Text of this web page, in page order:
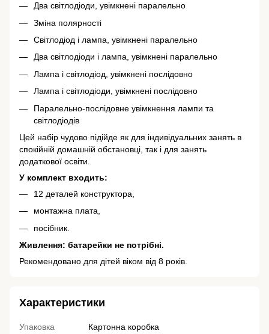
Два світлодіоди, увімкнені паралельно
Зміна полярності
Світлодіод і лампа, увімкнені паралельно
Два світлодіоди і лампа, увімкнені паралельно
Лампа і світлодіод, увімкнені послідовно
Лампа і світлодіоди, увімкнені послідовно
Паралельно-послідовне увімкнення лампи та
світлодіодів
Цей набір чудово підійде як для індивідуальних занять в
спокійній домашній обстановці, так і для занять
додаткової освіти.
У комплект входить:
12 деталей конструктора,
монтажна плата,
посібник.
Живлення: батарейки не потрібні.
Рекомендовано для дітей віком від 8 років.
Характеристики
Упаковка Картонна коробка